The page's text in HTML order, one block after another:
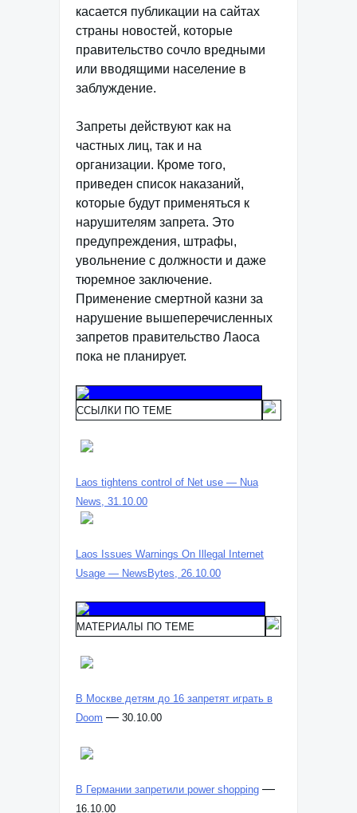
касается публикации на сайтах
страны новостей, которые
правительство сочло вредными
или вводящими население в
заблуждение.
Запреты действуют как на
частных лиц, так и на
организации. Кроме того,
приведен список наказаний,
которые будут применяться к
нарушителям запрета. Это
предупреждения, штрафы,
увольнение с должности и даже
тюремное заключение.
Применение смертной казни за
нарушение вышеперечисленных
запретов правительство Лаоса
пока не планирует.
ССЫЛКИ ПО ТЕМЕ
Laos tightens control of Net use — Nua
News, 31.10.00
Laos Issues Warnings On Illegal Internet
Usage — NewsBytes, 26.10.00
МАТЕРИАЛЫ ПО ТЕМЕ
В Москве детям до 16 запретят играть в
Doom — 30.10.00
В Германии запретили power shopping —
16.10.00